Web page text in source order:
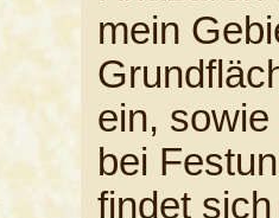
mein
ein,
bei
findet